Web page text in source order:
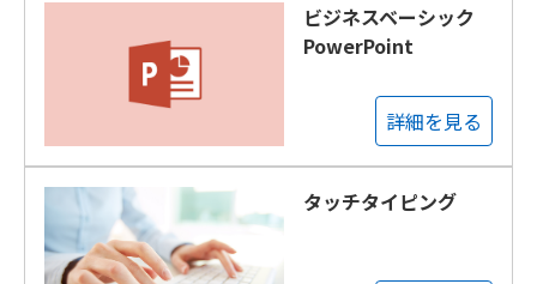
ビジネスベーシック
PowerPoint
詳細を見る
タッチタイピング